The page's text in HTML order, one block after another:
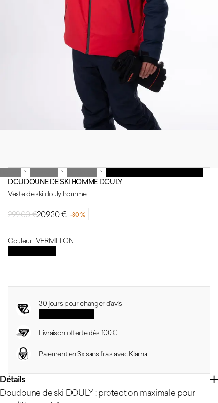
Homme
Homme
DOUDOUNE DE SKI HOMME DOULY
Veste de ski douly homme
Prix habituel
299,00 €
Prix soldé209,30 €
Réduction -30 %
Couleur : VERMILLON
30 jours pour changer d’avis
Livraison offerte dès 100 €
Paiement en 3x sans frais avec Klarna
Détails
Doudoune de ski DOULY : protection maximale pour